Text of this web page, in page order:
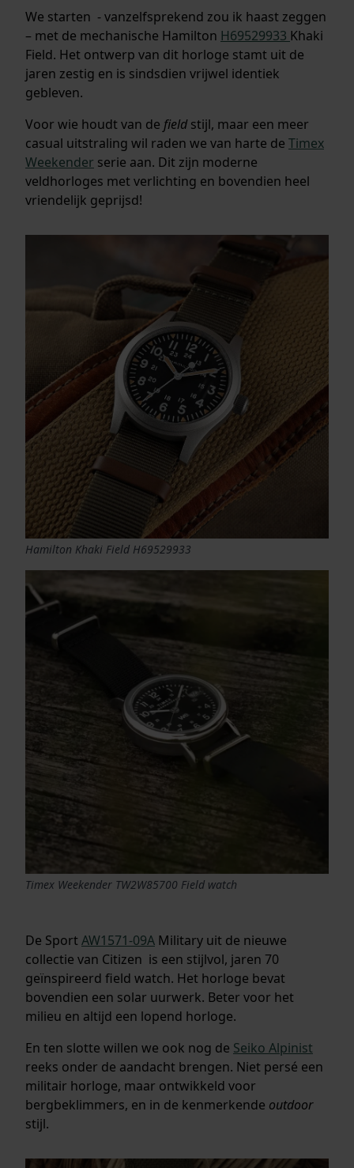
We starten - vanzelfsprekend zou ik haast zeggen
– met de mechanische Hamilton H69529933 Khaki
Field. Het ontwerp van dit horloge stamt uit de
jaren zestig en is sindsdien vrijwel identiek
gebleven.
Voor wie houdt van de fieldstijl, maar een meer
casual uitstraling wil raden we van harte de Timex
Weekender serie aan. Dit zijn moderne
veldhorloges met verlichting en bovendien heel
vriendelijk geprijsd!
Hamilton Khaki Field H69529933
Timex Weekender TW2W85700 Field watch
De Sport AW1571-09A Military uit de nieuwe
collectie van Citizen is een stijlvol, jaren 70
geïnspireerd field watch. Het horloge bevat
bovendien een solar uurwerk. Beter voor het
milieu en altijd een lopend horloge.
En ten slotte willen we ook nog de Seiko Alpinist
reeks onder de aandacht brengen. Niet persé een
militair horloge, maar ontwikkeld voor
bergbeklimmers, en in de kenmerkende outdoor
stijl.